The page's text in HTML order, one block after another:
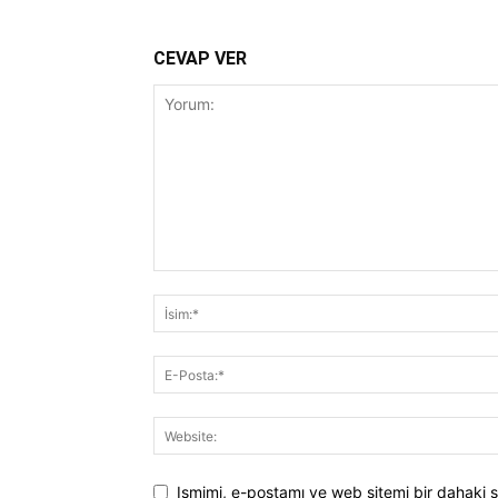
CEVAP VER
Ismimi, e-postamı ve web sitemi bir dahaki